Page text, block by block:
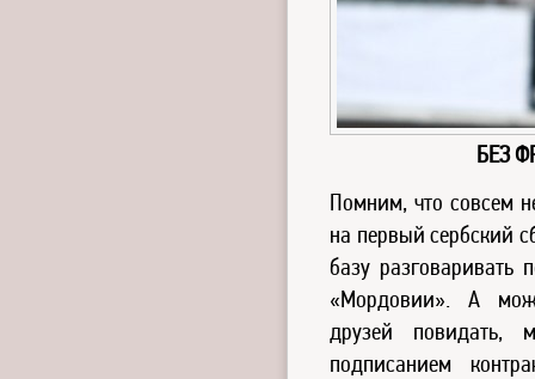
БЕЗ
Помним, что совсем
на первый сербский
базу разговаривать
«Мордовии». А
друзей
подписанием